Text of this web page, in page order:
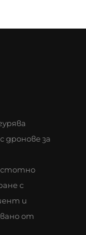
дронове за
с
и
от